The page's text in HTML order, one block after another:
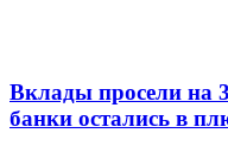
Вклады просели на
банки остались в